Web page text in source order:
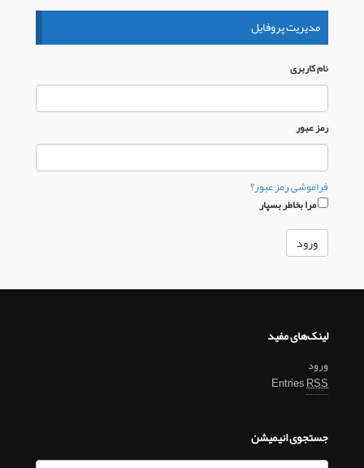
مدیریت پروفایل
نام كاربری
رمز عبور
فراموشی رمز عبور؟
مرا بخاطر بسپار
لینک‌های مفید
ورود
EntriesRSS
جستجوی انیمیشن